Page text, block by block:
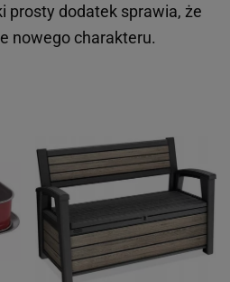
prosty dodatek sprawia, że
nowego charakteru.